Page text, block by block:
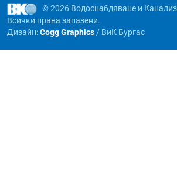
© 2026 Водоснабдяване и
Всички права запазени.
Дизайн:Cogg Graphics/ ВиК Бургас